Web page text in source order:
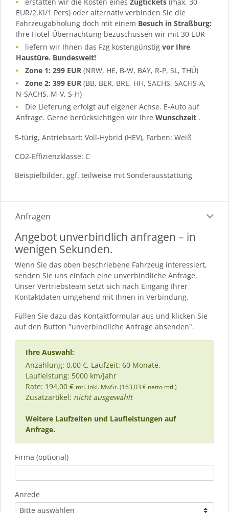
EUR/2.Kl/1 Pers) oder alternativ verbinden Sie die
Fahrzeugabholung doch mit einem Besuch in Straßburg:
Ihre Hotel-Übernachtung bezuschussen wir mit 30 EUR
liefern wir Ihnen das Fzg kostengünstigvor Ihre
Haustüre. Bundesweit!
Zone 1: 299 EUR (NRW, HE, B-W, BAY, R-P, SL, THÜ)
Zone 2: 399 EUR (BB, BER, BRE, HH, SACHS, SACHS-A,
N-SACHS, M-V, S-H)
Die Lieferung erfolgt auf eigener Achse. E-Auto auf
Anfrage. Gerne berücksichtigen wir Ihre Wunschzeit .
5-türig, Antriebsart: Voll-Hybrid (HEV), Farben: Weiß
CO2-Effizienzklasse: C
Beispielbilder, ggf. teilweise mit Sonderausstattung
Anfragen
Angebot unverbindlich anfragen – in
wenigen Sekunden.
Wenn Sie das oben beschriebene Fahrzeug interessiert,
senden Sie uns einfach eine unverbindliche Anfrage.
Unser Vertriebsteam setzt sich nach Eingang Ihrer
Kontaktdaten umgehend mit Ihnen in Verbindung.
Füllen Sie dazu das Kontaktformular aus und klicken Sie
auf den Button "unverbindliche Anfrage absenden".
Ihre Auswahl:
Anzahlung: 0,00 €, Laufzeit: 60 Monate,
Laufleistung: 5000 km/Jahr
Rate: 194,00 € mtl. inkl. MwSt. (163,03 € netto mtl.)
Zusatzartikel: nicht ausgewählt
Weitere Laufzeiten und Laufleistungen auf
Anfrage.
Firma (optional)
Anrede